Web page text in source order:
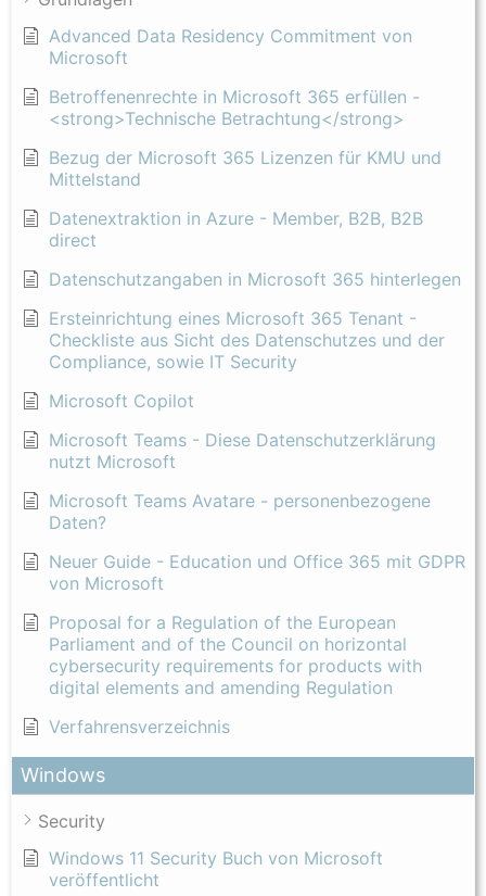
Advanced Data Residency Commitment von
Microsoft
Betroffenenrechte in Microsoft 365 erfüllen -
<strong>Technische Betrachtung</strong>
Bezug der Microsoft 365 Lizenzen für KMU und
Mittelstand
Datenextraktion in Azure - Member, B2B, B2B
direct
Datenschutzangaben in Microsoft 365 hinterlegen
Ersteinrichtung eines Microsoft 365 Tenant -
Checkliste aus Sicht des Datenschutzes und der
Compliance, sowie IT Security
Microsoft Copilot
Microsoft Teams - Diese Datenschutzerklärung
nutzt Microsoft
Microsoft Teams Avatare - personenbezogene
Daten?
Neuer Guide - Education und Office 365 mit GDPR
von Microsoft
Proposal for a Regulation of the European
Parliament and of the Council on horizontal
cybersecurity requirements for products with
digital elements and amending Regulation
Verfahrensverzeichnis
Windows
Security
Windows 11 Security Buch von Microsoft
veröffentlicht